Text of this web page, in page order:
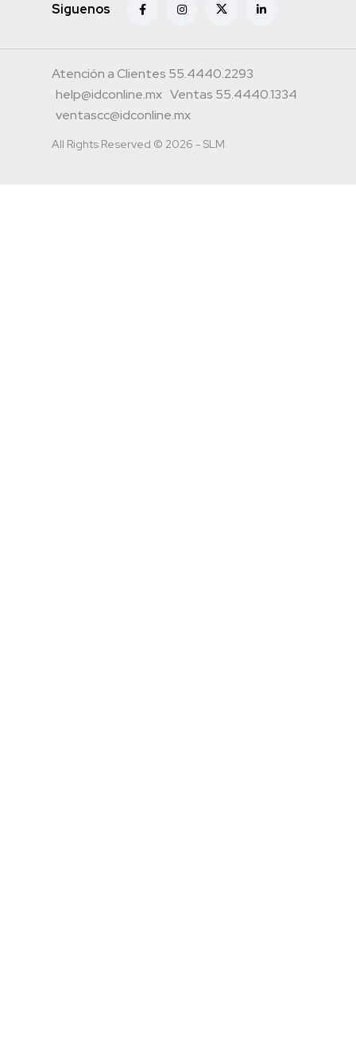
Siguenos
Atención a Clientes 55.4440.2293
help@idconline.mx Ventas 55.4440.1334
ventascc@idconline.mx
All Rights Reserved © 2026 - SLM